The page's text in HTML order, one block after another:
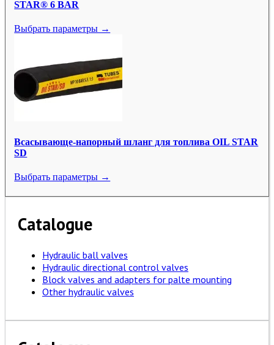
STAR® 6 BAR
Выбрать параметры →
Всасывающе-напорный шланг для топлива OIL STAR
SD
Выбрать параметры →
Catalogue
Hydraulic ball valves
Hydraulic directional control valves
Block valves and adapters for palte mounting
Other hydraulic valves